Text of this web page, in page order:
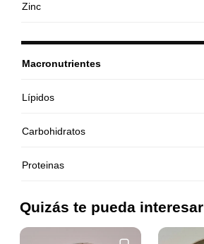
Zinc
Macronutrientes
Lípidos
Carbohidratos
Proteinas
Quizás te pueda interesar